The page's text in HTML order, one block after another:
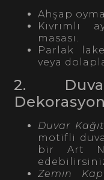
Ahşap
Kıvrımlı
masası.
Parlak
veya
2.
Duvar
motifli
bir Art
Zemin